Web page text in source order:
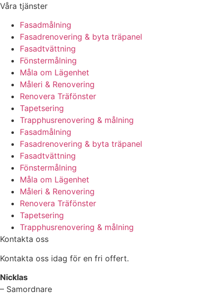
Våra tjänster
Fasadmålning
Fasadrenovering & byta träpanel
Fasadtvättning
Fönstermålning
Måla om Lägenhet
Måleri & Renovering
Renovera Träfönster
Tapetsering
Trapphusrenovering & målning
Fasadmålning
Fasadrenovering & byta träpanel
Fasadtvättning
Fönstermålning
Måla om Lägenhet
Måleri & Renovering
Renovera Träfönster
Tapetsering
Trapphusrenovering & målning
Kontakta oss
Kontakta oss idag för en fri offert.
Nicklas
– Samordnare